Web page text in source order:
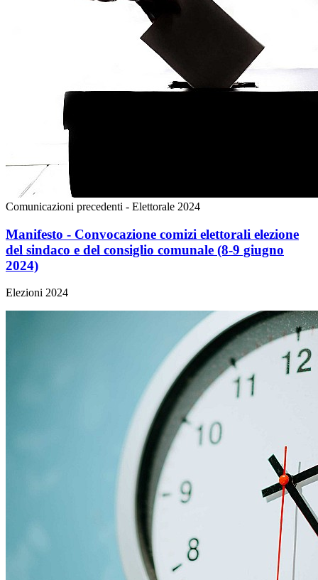
Comunicazioni precedenti - Elettorale 2024
Manifesto - Convocazione comizi elettorali elezione
del sindaco e del consiglio comunale (8-9 giugno
2024)
Elezioni 2024